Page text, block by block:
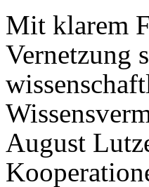
Mit klarem
Vernetzung
August